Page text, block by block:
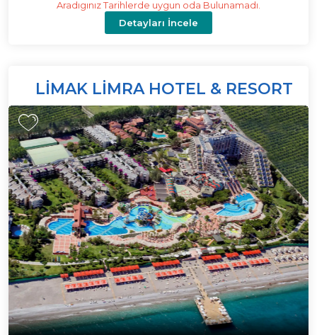
Aradıgınız Tarihlerde uygun oda Bulunamadı.
Detayları İncele
LIMAK LIMRA HOTEL & RESORT